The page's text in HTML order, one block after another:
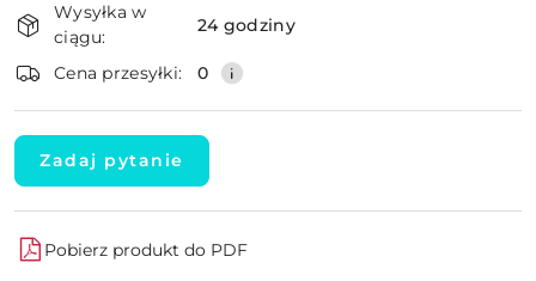
i
dostawa
Wysyłka w
ciągu:
24 godziny
Cena przesyłki: 0
Zadaj pytanie
Pobierz produkt do PDF